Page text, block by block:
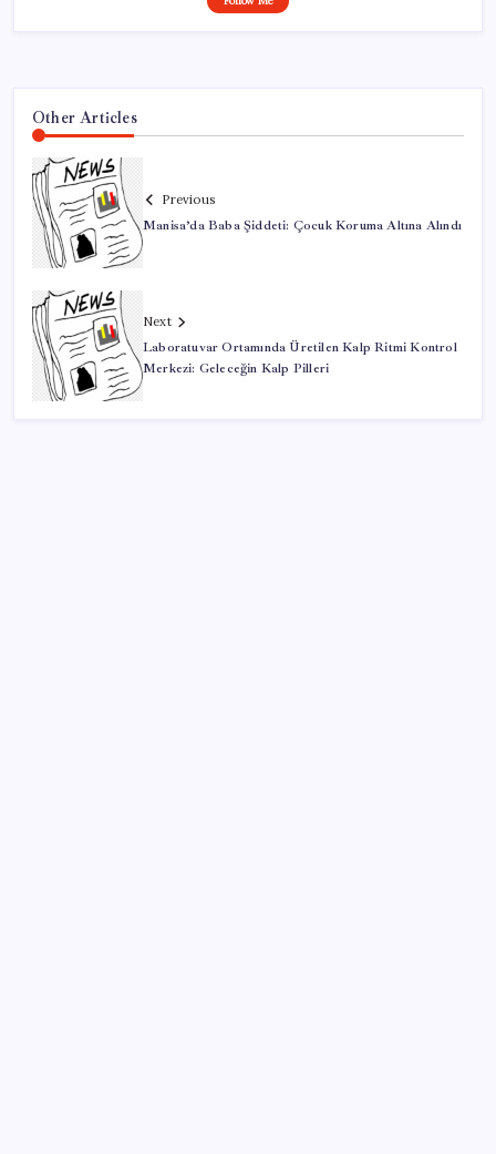
Other Articles
Previous
Manisa’da Baba Şiddeti: Çocuk Koruma Altına Alındı
Next
Laboratuvar Ortamında Üretilen Kalp Ritmi Kontrol
Merkezi: Geleceğin Kalp Pilleri